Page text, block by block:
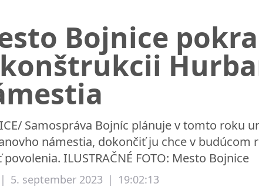
Bojnice
Samospráva Bojníc plánuje v tomto roku
námestia, dokončiť ju chce v budúcom
povolenia. ILUSTRAČNÉ FOTO: Mesto Bojnice
| 5. september 2023 | 19:02:13